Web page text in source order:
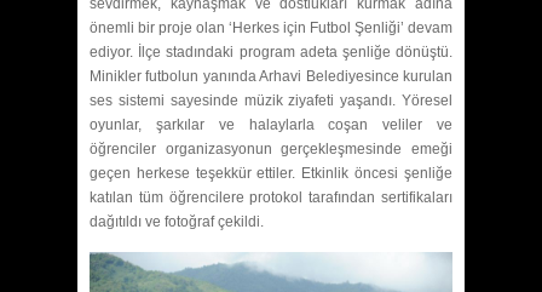
önemli bir proje olan ‘Herkes için Futbol Şenliği’ devam
ediyor. İlçe stadındaki program adeta şenliğe dönüştü.
Minikler futbolun yanında Arhavi Belediyesince kurulan
ses sistemi sayesinde müzik ziyafeti yaşandı. Yöresel
oyunlar, şarkılar ve halaylarla coşan veliler ve
öğrenciler organizasyonun gerçekleşmesinde emeği
geçen herkese teşekkür ettiler. Etkinlik öncesi şenliğe
katılan tüm öğrencilere protokol tarafından sertifikaları
dağıtıldı ve fotoğraf çekildi.